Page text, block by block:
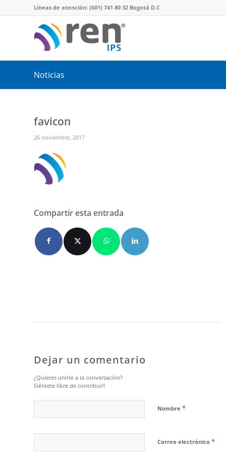
Líneas de atención: (601) 741 80 32 Bogotá D.C
Noticias
favicon
26 noviembre, 2017
Compartir esta entrada
Dejar un comentario
¿Quieres unirte a la conversación?
Siéntete libre de contribuir!
Nombre *
Correo electrónico *